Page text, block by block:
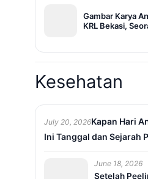
Gambar Karya
KRL Bekasi,
Kesehatan
July 20, 2026Kapan Hari
Ini Tanggal dan Sejarah
June 18, 2026
Setelah